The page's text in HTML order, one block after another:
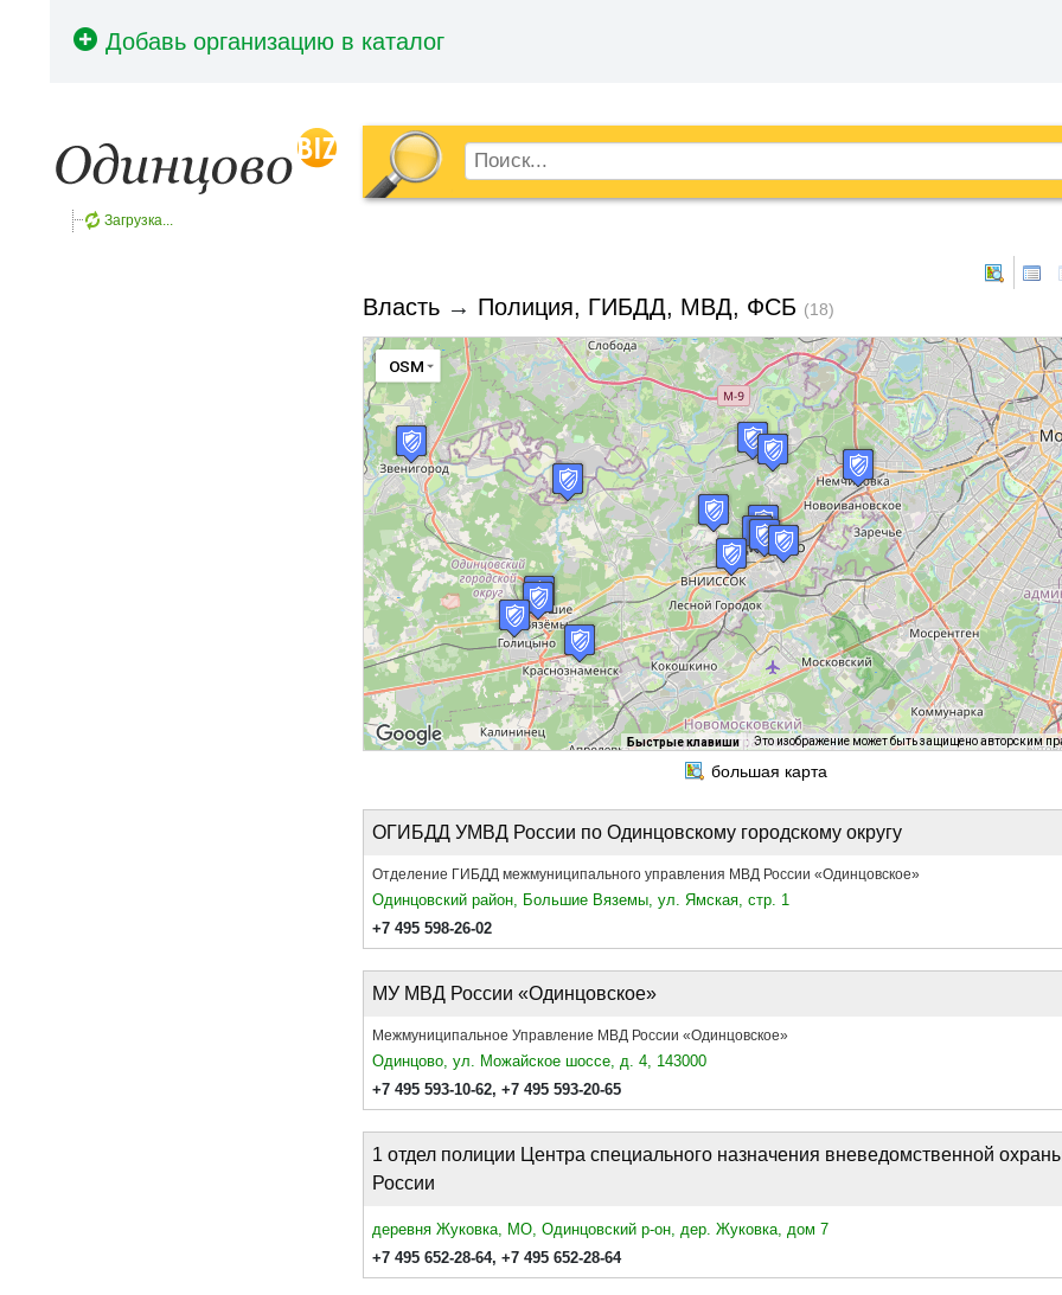
Загрузка...
Власть → Полиция, ГИБДД, МВД, ФСБ (18)
OSM
Быстрые клавиши Это изображение может быть защищено авторским
ОГИБДД УМВД России по Одинцовскому городскому округу
Отделение ГИБДД межмуниципального управления МВД России «Одинцовское»
Одинцовский район, Большие Вяземы, ул. Ямская, стр. 1
+7 495 598-26-02
МУ МВД России «Одинцовское»
Межмуниципальное Управление МВД России «Одинцовское»
Одинцово, ул. Можайское шоссе, д. 4, 143000
+7 495 593-10-62, +7 495 593-20-65
1 отдел полиции Центра специального назначения вневедомственной
России
деревня Жуковка, МО, Одинцовский р-он, дер. Жуковка, дом 7
+7 495 652-28-64, +7 495 652-28-64